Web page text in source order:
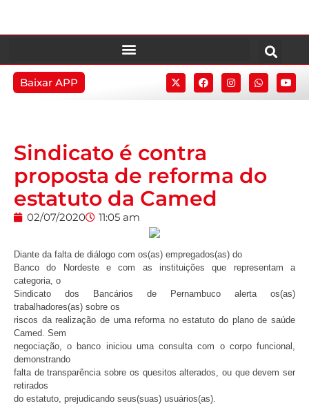
Baixar APP
Sindicato é contra
proposta de reforma do
estatuto da Camed
02/07/2020 11:05 am
Diante da falta de diálogo com os(as) empregados(as) do
Banco do Nordeste e com as instituições que representam a
categoria, o
Sindicato dos Bancários de Pernambuco alerta os(as)
trabalhadores(as) sobre os
riscos da realização de uma reforma no estatuto do plano de saúde
Camed. Sem
negociação, o banco iniciou uma consulta com o corpo funcional,
demonstrando
falta de transparência sobre os quesitos alterados, ou que devem ser
retirados
do estatuto, prejudicando seus(suas) usuários(as).